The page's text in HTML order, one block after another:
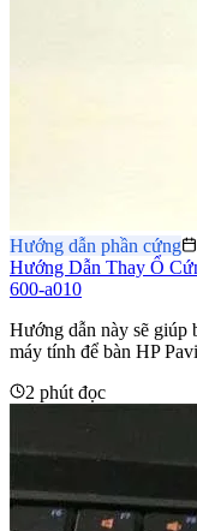
Hướng dẫn phần cứng
Hướng Dẫn Thay Ổ
600-a010
Hướng dẫn này sẽ giúp
máy tính để bàn HP
2 phút đọc